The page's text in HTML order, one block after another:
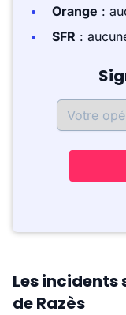
Orange :
SFR :
Les
de Razès